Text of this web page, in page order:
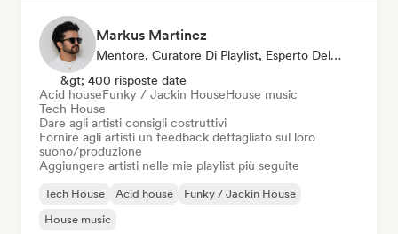
Markus Martinez
Mentore, Curatore Di Playlist, Esperto Del Suono
&gt; 400 risposte date
Acid houseFunky / Jackin HouseHouse music
Tech House
Dare agli artisti consigli costruttivi
Fornire agli artisti un feedback dettagliato sul loro
suono/produzione
Aggiungere artisti nelle mie playlist più seguite
Tech House Acid house
Funky / Jackin House
House music